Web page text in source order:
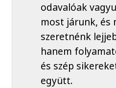
odavalóak
most járunk, és
szeretnénk
hanem
és szép
együtt.